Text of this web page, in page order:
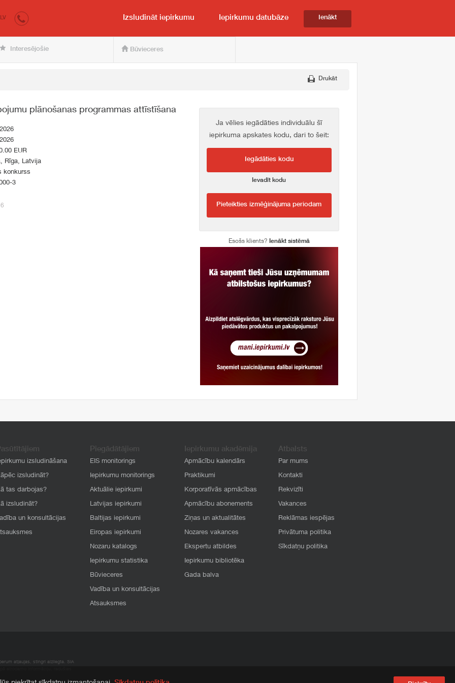
pircējam un pārdevējam
LV Izsludināt iepirkumu Iepirkumu datubāze Ienākt
Interesējošie Būvieceres
Drukāt
plānošanas programmas attīstīšana
EUR
Rīga, Latvija
konkurss
3
Ja vēlies iegādāties individuālu šī
iepirkuma apskates kodu, dari to šeit:
Iegādāties kodu
Ievadīt kodu
Pieteikties izmēģinājuma periodam
Esošs klients? Ienākt sistēmā
izsludināšana
izsludināt?
tas darbojas?
izsludināt?
un konsultācijas
Piegādātājiem
EIS monitorings
Iepirkumu monitorings
Aktuālie iepirkumi
Latvijas iepirkumi
Baltijas iepirkumi
Eiropas iepirkumi
Nozaru katalogs
Iepirkumu statistika
Būvieceres
Vadība un konsultācijas
Atsauksmes
Iepirkumu akadēmija
Apmācību kalendārs
Praktikumi
Korporatīvās apmācības
Apmācību abonements
Ziņas un aktualitātes
Nozares vakances
Ekspertu atbildes
Iepirkumu bibliotēka
Gada balva
Atbalsts
Par mums
Kontakti
Rekvizīti
Vakances
Reklāmas iespējas
Privātuma politika
Sīkdatņu politika
atļaujas, stingri aizliegta. SIA